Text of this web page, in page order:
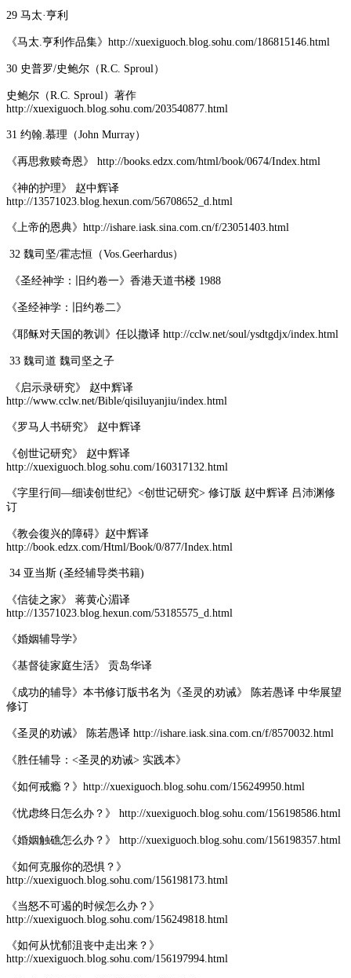
29 马太·亨利
《马太.亨利作品集》http://xuexiguoch.blog.sohu.com/186815146.html
30 史普罗/史鲍尔（R.C. Sproul）
史鲍尔（R.C. Sproul）著作
http://xuexiguoch.blog.sohu.com/203540877.html
31 约翰.慕理（John Murray）
《再思救赎奇恩》 http://books.edzx.com/html/book/0674/Index.html
《神的护理》 赵中辉译
http://13571023.blog.hexun.com/56708652_d.html
《上帝的恩典》http://ishare.iask.sina.com.cn/f/23051403.html
32 魏司坚/霍志恒（Vos.Geerhardus）
《圣经神学：旧约卷一》香港天道书楼 1988
《圣经神学：旧约卷二》
《耶稣对天国的教训》任以撒译 http://cclw.net/soul/ysdtgdjx/index.html
33 魏司道 魏司坚之子
《启示录研究》 赵中辉译
http://www.cclw.net/Bible/qisiluyanjiu/index.html
《罗马人书研究》 赵中辉译
《创世记研究》 赵中辉译
http://xuexiguoch.blog.sohu.com/160317132.html
《字里行间—细读创世纪》<创世记研究> 修订版 赵中辉译 吕沛渊修
订
《教会復兴的障碍》赵中辉译
http://book.edzx.com/Html/Book/0/877/Index.html
34 亚当斯 (圣经辅导类书籍)
《信徒之家》 蒋黄心湄译
http://13571023.blog.hexun.com/53185575_d.html
《婚姻辅导学》
《基督徒家庭生活》 贡岛华译
《成功的辅导》本书修订版书名为《圣灵的劝诫》 陈若愚译 中华展望
修订
《圣灵的劝诫》 陈若愚译 http://ishare.iask.sina.com.cn/f/8570032.html
《胜任辅导：<圣灵的劝诫> 实践本》
《如何戒瘾？》http://xuexiguoch.blog.sohu.com/156249950.html
《忧虑终日怎么办？》 http://xuexiguoch.blog.sohu.com/156198586.html
《婚姻触礁怎么办？》 http://xuexiguoch.blog.sohu.com/156198357.html
《如何克服你的恐惧？》
http://xuexiguoch.blog.sohu.com/156198173.html
《当怒不可遏的时候怎么办？》
http://xuexiguoch.blog.sohu.com/156249818.html
《如何从忧郁沮丧中走出来？》
http://xuexiguoch.blog.sohu.com/156197994.html